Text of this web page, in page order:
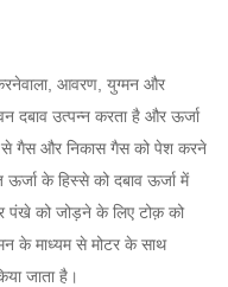
आवरण, युग्मन और
दबाव उत्पन्न करता है और ऊर्जा
से गैस और निकास गैस को पेश करने
के हिस्से को दबाव ऊर्जा में
पंखे को जोड़ने के लिए टोक़ को
के माध्यम से मोटर के साथ
जाता है।